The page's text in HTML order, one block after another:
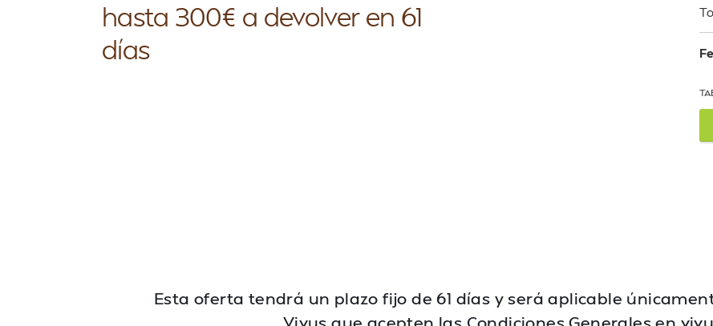
hasta 300€ a devolver en 61
días
Esta oferta tendrá un plazo fijo de 61 días y será aplicable